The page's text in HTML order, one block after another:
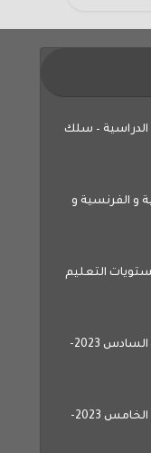
الدراسية – سلك
و الفرنسية و
التعليم
جميع فروض المرحلة الأولى المستوى السادس 2023-
جميع فروض المرحلة الأولى المستوى الخامس 2023-